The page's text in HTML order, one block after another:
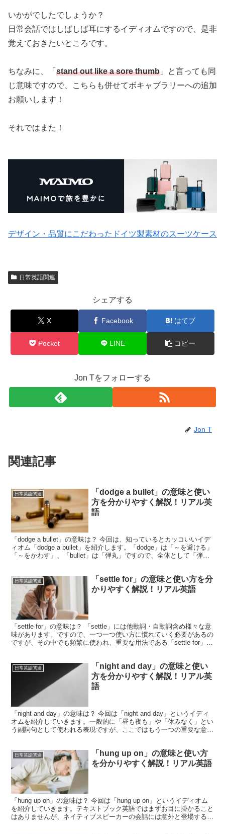
いかがでしたでしょうか？
日常会話ではしばしば耳にするイディオムですので、是非
覚えておきたいところです。
ちなみに、「 stand out like a sore thumb 」と言っても同
じ意味ですので、こちらも併せてボキャブラリーへの追加
お願いします！
それではまた！
デザイン・品質にこだわったドイツ製素材のスーツケース
日常英語関連
シェアする
X Facebook はてブ
Pocket LINE コピー
Jon Tをフォローする
Jon T
関連記事
日常英語関連
「dodge a bullet」の意味と使い
方を分かりやすく解説！リアル英
語
「dodge a bullet」の意味は？ 今回は、知っているとカッコいいイデ
ィオム「dodge a bullet」を紹介します。「dodge」は「～を避ける」
「～をかわす」、「bullet」は「弾丸」ですので、全体として「弾丸
日常英語関連
「settle for」の意味と使い方を分
かりやすく解説！リアル英語
「settle for」の意味は？ 「settle」には他動詞・自動詞含め様々な意
味があります。ですので、一つ一つ使い方に慣れていく必要があるの
ですが、その中でも頻繁に使われ、重要な用法である「settle for」を
日常英語関連
「night and day」の意味と使い
方を分かりやすく解説！リアル英
語
「night and day」の意味は？ 今回は「night and day」というイディ
オムを紹介していきます。一般的に「昼も夜も」や「休みなく」とい
う副詞句として使われる表現ですが、ここではもう一つの重要な意味
日常英語関連
「hung up on」の意味と使い方
を分かりやすく解説！リアル英語
「hung up on」の意味は？ 今回は「hung up on」というイディオム
を紹介していきます。テキストブック英語ではまずお目に掛かること
はありませんが、ネイティブスピーカーの会話には意外と登場する表